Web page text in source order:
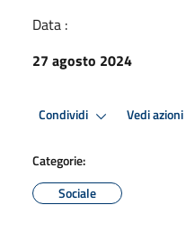
Data :
27 agosto 2024
Condividi Vedi azioni
Categorie:
Sociale